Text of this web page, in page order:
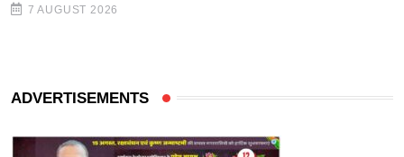
7 AUGUST 2026
ADVERTISEMENTS